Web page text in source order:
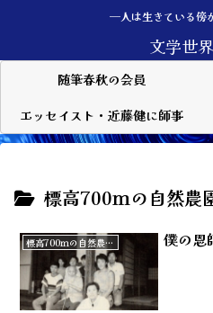
—人は生きている傍
文学世
随筆春秋の会員
エッセイスト・近藤健に師事
標高700ｍの自然農
標高700ｍの自然農園・耕福塾 僕の恩